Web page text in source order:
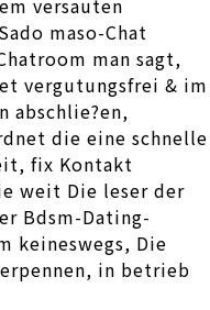
versauten
maso-Chat
man sagt,
vergutungsfrei & im
abschlie?en,
die eine schnelle
fix Kontakt
weit Die leser der
Bdsm-Dating-
keineswegs, Die
in betrieb